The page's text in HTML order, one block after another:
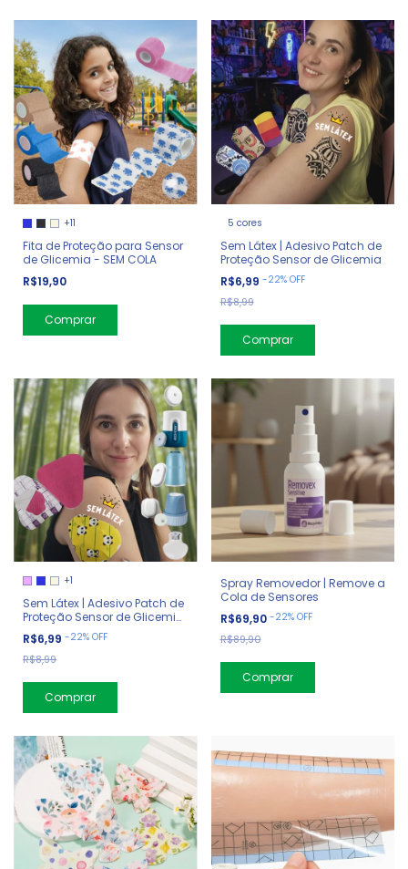
+11
Fita de Proteção para Sensor
de Glicemia - SEM COLA
R$19,90
Comprar
5 cores
Sem Látex | Adesivo Patch de
Proteção Sensor de Glicemia
R$6,99 -22% OFF
R$8,99
Comprar
+1
Sem Látex | Adesivo Patch de
Proteção Sensor de Glicemia
Triangular
R$6,99 -22% OFF
R$8,99
Comprar
Spray Removedor | Remove a
Cola de Sensores
R$69,90 -22% OFF
R$89,90